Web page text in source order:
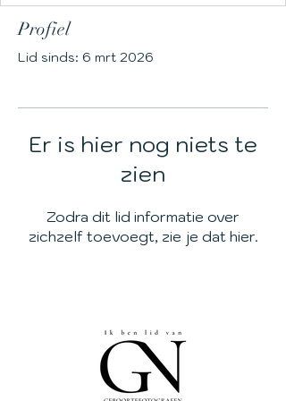
Profiel
Lid sinds: 6 mrt 2026
Er is hier nog niets te
zien
Zodra dit lid informatie over
zichzelf toevoegt, zie je dat hier.